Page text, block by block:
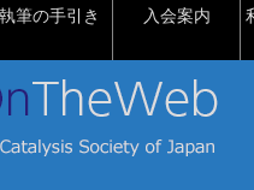
執筆の手引き 入会案内